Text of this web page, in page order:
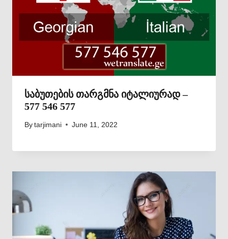
საბუთების თარგმნა იტალიურად –
577 546 577
By tarjimani June 11, 2022